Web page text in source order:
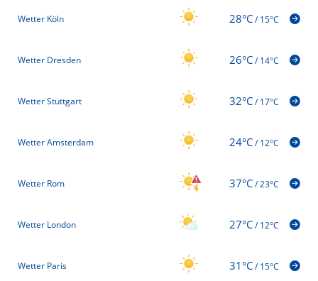
Wetter Köln 28°C/15°C
Wetter Dresden 26°C/14°C
Wetter Stuttgart 32°C/17°C
Wetter Amsterdam 24°C/12°C
Wetter Rom 37°C/23°C
Wetter London 27°C/12°C
Wetter Paris 31°C/15°C